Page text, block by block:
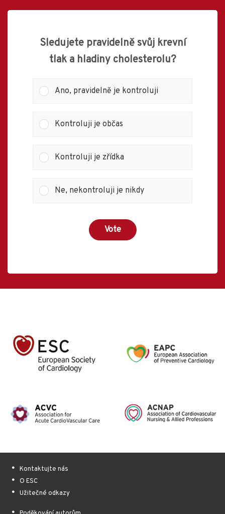
Sledujete pravidelně svůj krevní
tlak a hladiny cholesterolu?
Ano, pravidelně je kontroluji
Kontroluji je občas
Kontroluji je zřídka
Ne, nekontroluji je nikdy
Vote
Kontaktujte nás
O ESC
Užitečné odkazy